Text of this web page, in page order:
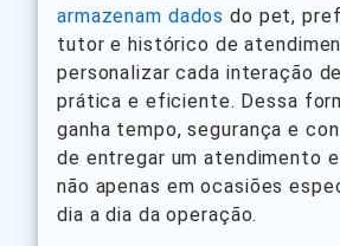
armazenam dados do pet,
tutor e histórico de
personalizar cada interação
prática e eficiente. Dessa
ganha tempo, segurança e
de entregar um atendimento
não apenas em ocasiões
dia a dia da operação.